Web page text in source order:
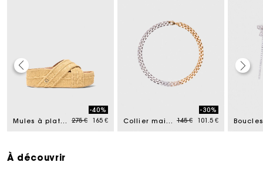
from Mules à plateforme effet raphia Price reduced from
275 €to
-40%
165 €
Collier maillon bicolore à strass Price reduced from
145 €to
-30%
101.5 €
À découvrir
Carte Cadeau Maje : la meilleure façon d'offrir le
Livraison à domicile offerte sous 2 jours ouvrés
Paiement en plusieurs fois sans frais